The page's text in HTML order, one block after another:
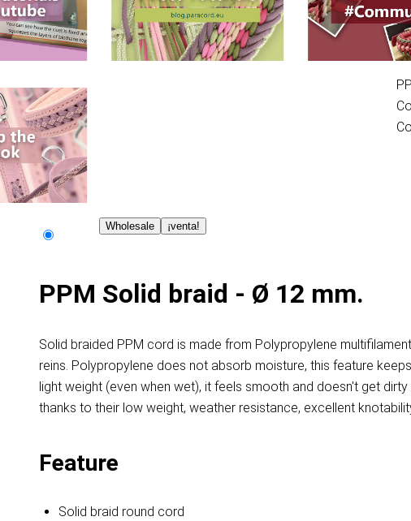
Wholesale ¡venta!
PPM Solid braid - Ø 12 mm.
Solid braided PPM cord is made from Polypropylene
reins. Polypropylene does not absorb moisture, this feature
light weight (even when wet), it feels smooth and doesn't get
thanks to their low weight, weather resistance, excellent
Feature
Solid braid round cord